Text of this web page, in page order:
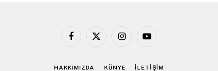
Facebook
X
InstagramYouTube
HAKKIMIZDA KÜNYE İLETİŞİM